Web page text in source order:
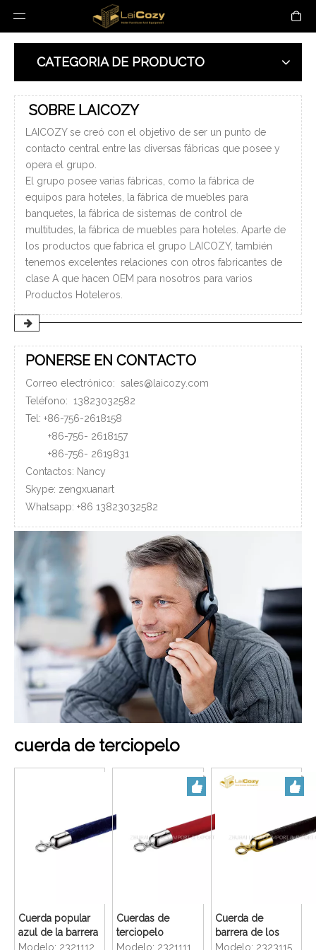
CATEGORIA DE PRODUCTO
SOBRE LAICOZY
LAICOZY se creó con el objetivo de ser un punto de
contacto central entre las diversas fábricas que posee y
opera el grupo.
El grupo posee varias fábricas, como la fábrica de
equipos para hoteles, la fábrica de muebles para
banquetes, la fábrica de sistemas de control de
multitudes, la fábrica de muebles para hoteles. Aparte de
los productos que fabrica el grupo LAICOZY, también
tenemos excelentes relaciones con otros fabricantes de
clase A que hacen OEM para nosotros para varios
Productos Hoteleros.
PONERSE EN CONTACTO
Correo electrónico: sales@laicozy.com
Teléfono: 13823032582
Tel: +86-756-2618158
+86-756- 2618157
+86-756- 2619831
Contactos: Nancy
Skype: zengxuanart
Whatsapp: +86 13823032582
cuerda de terciopelo
Cuerda popular
azul de la barrera
del puntal del
Modelo: 2321112
Cuerdas de
terciopelo
duraderas con
Modelo: 2321111
Cuerda de
barrera de los
puntales del hotel
Modelo: 2323115